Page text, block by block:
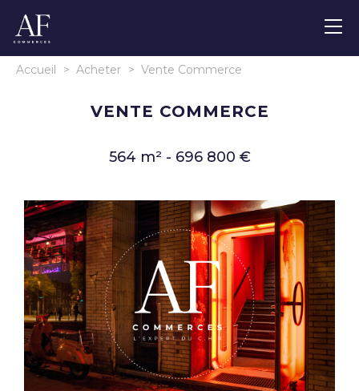
Accueil > Acheter > Vente Commerce
VENTE COMMERCE
564 m² - 696 800 €